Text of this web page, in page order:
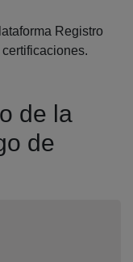
Registro
de la
de